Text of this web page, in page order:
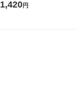
箱（24本入）
1,420円